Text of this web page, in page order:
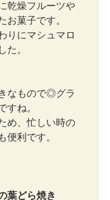
乾燥フルーツや
お菓子です。
りにマシュマロ
た。
なもので◎グラ
すね。
め、忙しい時の
便利です。
葉どら焼き